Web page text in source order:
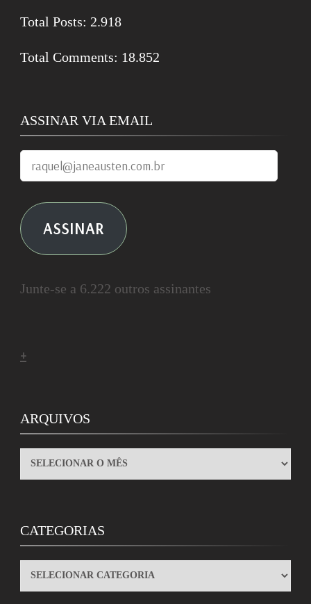
Total Posts: 2.918
Total Comments: 18.852
ASSINAR VIA EMAIL
raquel@janeausten.com.br
ASSINAR
Junte-se a 6.222 outros assinantes
+
ARQUIVOS
ARQUIVOS
CATEGORIAS
CATEGORIAS